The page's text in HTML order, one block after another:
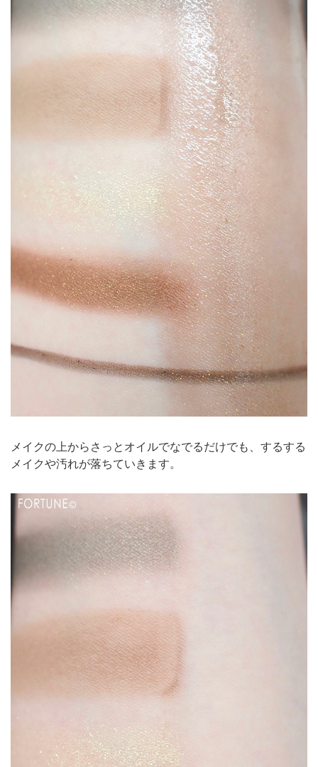
メイクの上からさっとオイルでなでるだけでも、するする
メイクや汚れが落ちていきます。